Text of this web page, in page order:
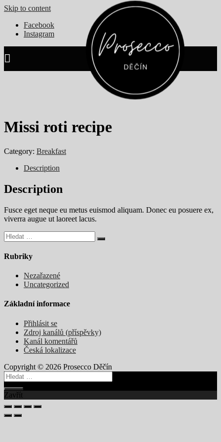
Skip to content
Facebook
Instagram
Missi roti recipe
Category: Breakfast
Description
Description
Fusce eget neque eu metus euismod aliquam. Donec eu posuere ex,
viverra augue ut laoreet lacus.
Rubriky
Nezařazené
Uncategorized
Základní informace
Přihlásit se
Zdroj kanálů (příspěvky)
Kanál komentářů
Česká lokalizace
Copyright © 2026 Prosecco Děčín
Zavřít